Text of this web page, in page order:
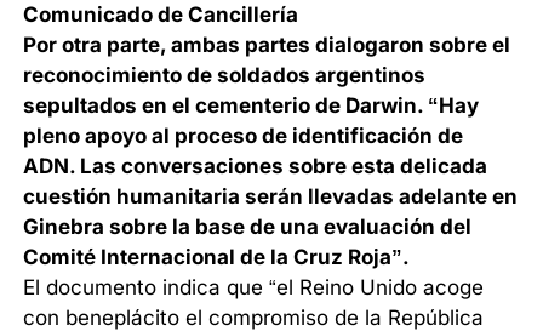
Comunicado de Cancillería
Por otra parte, ambas partes dialogaron sobre el
reconocimiento de soldados argentinos
sepultados en el cementerio de Darwin. “Hay
pleno apoyo al proceso de identificación de
ADN. Las conversaciones sobre esta delicada
cuestión humanitaria serán llevadas adelante en
Ginebra sobre la base de una evaluación del
Comité Internacional de la Cruz Roja”.
El documento indica que “el Reino Unido acoge
con beneplácito el compromiso de la República